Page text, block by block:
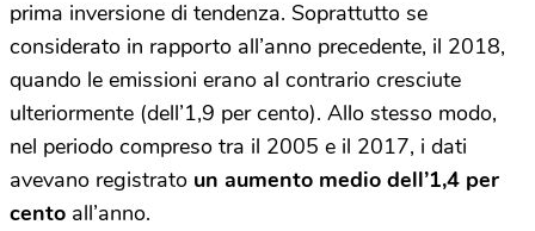
prima inversione di tendenza. Soprattutto se
considerato in rapporto all’anno precedente, il 2018,
quando le emissioni erano al contrario cresciute
ulteriormente (dell’1,9 per cento). Allo stesso modo,
nel periodo compreso tra il 2005 e il 2017, i dati
avevano registrato un aumento medio dell’1,4 per
cento all’anno.